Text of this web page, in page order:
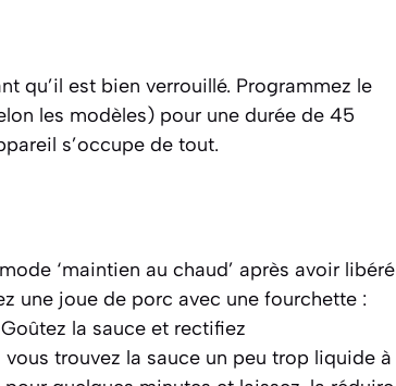
qu’il est bien verrouillé. Programmez le
les modèles) pour une durée de 45
s’occupe de tout.
‘maintien au chaud’ après avoir libéré
une joue de porc avec une fourchette :
la sauce et rectifiez
trouvez la sauce un peu trop liquide à